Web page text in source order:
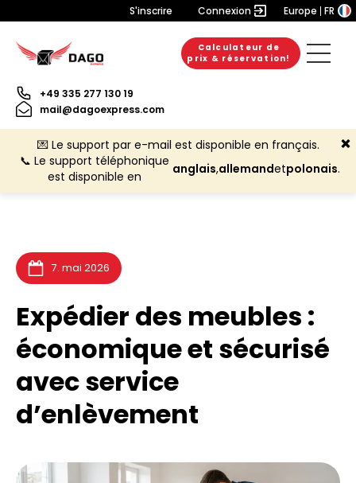
S'inscrire Connexion Europe FR
Calculateur de
prix & réservation!
+49 335 277 130 19
mail@dagoexpress.com
💌 Le support par e-mail est disponible en français.
📞 Le support téléphonique
est disponible en
anglais,allemandetpolonais.
7. mai 2026
Expédier des meubles :
économique et sécurisé
avec service
d’enlèvement
6. août 2026
20. juillet 2026
10. juillet 2026